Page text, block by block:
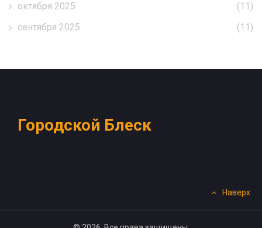
октября 2025
(11)
сентября 2025
(11)
Городской Блеск
Наверх